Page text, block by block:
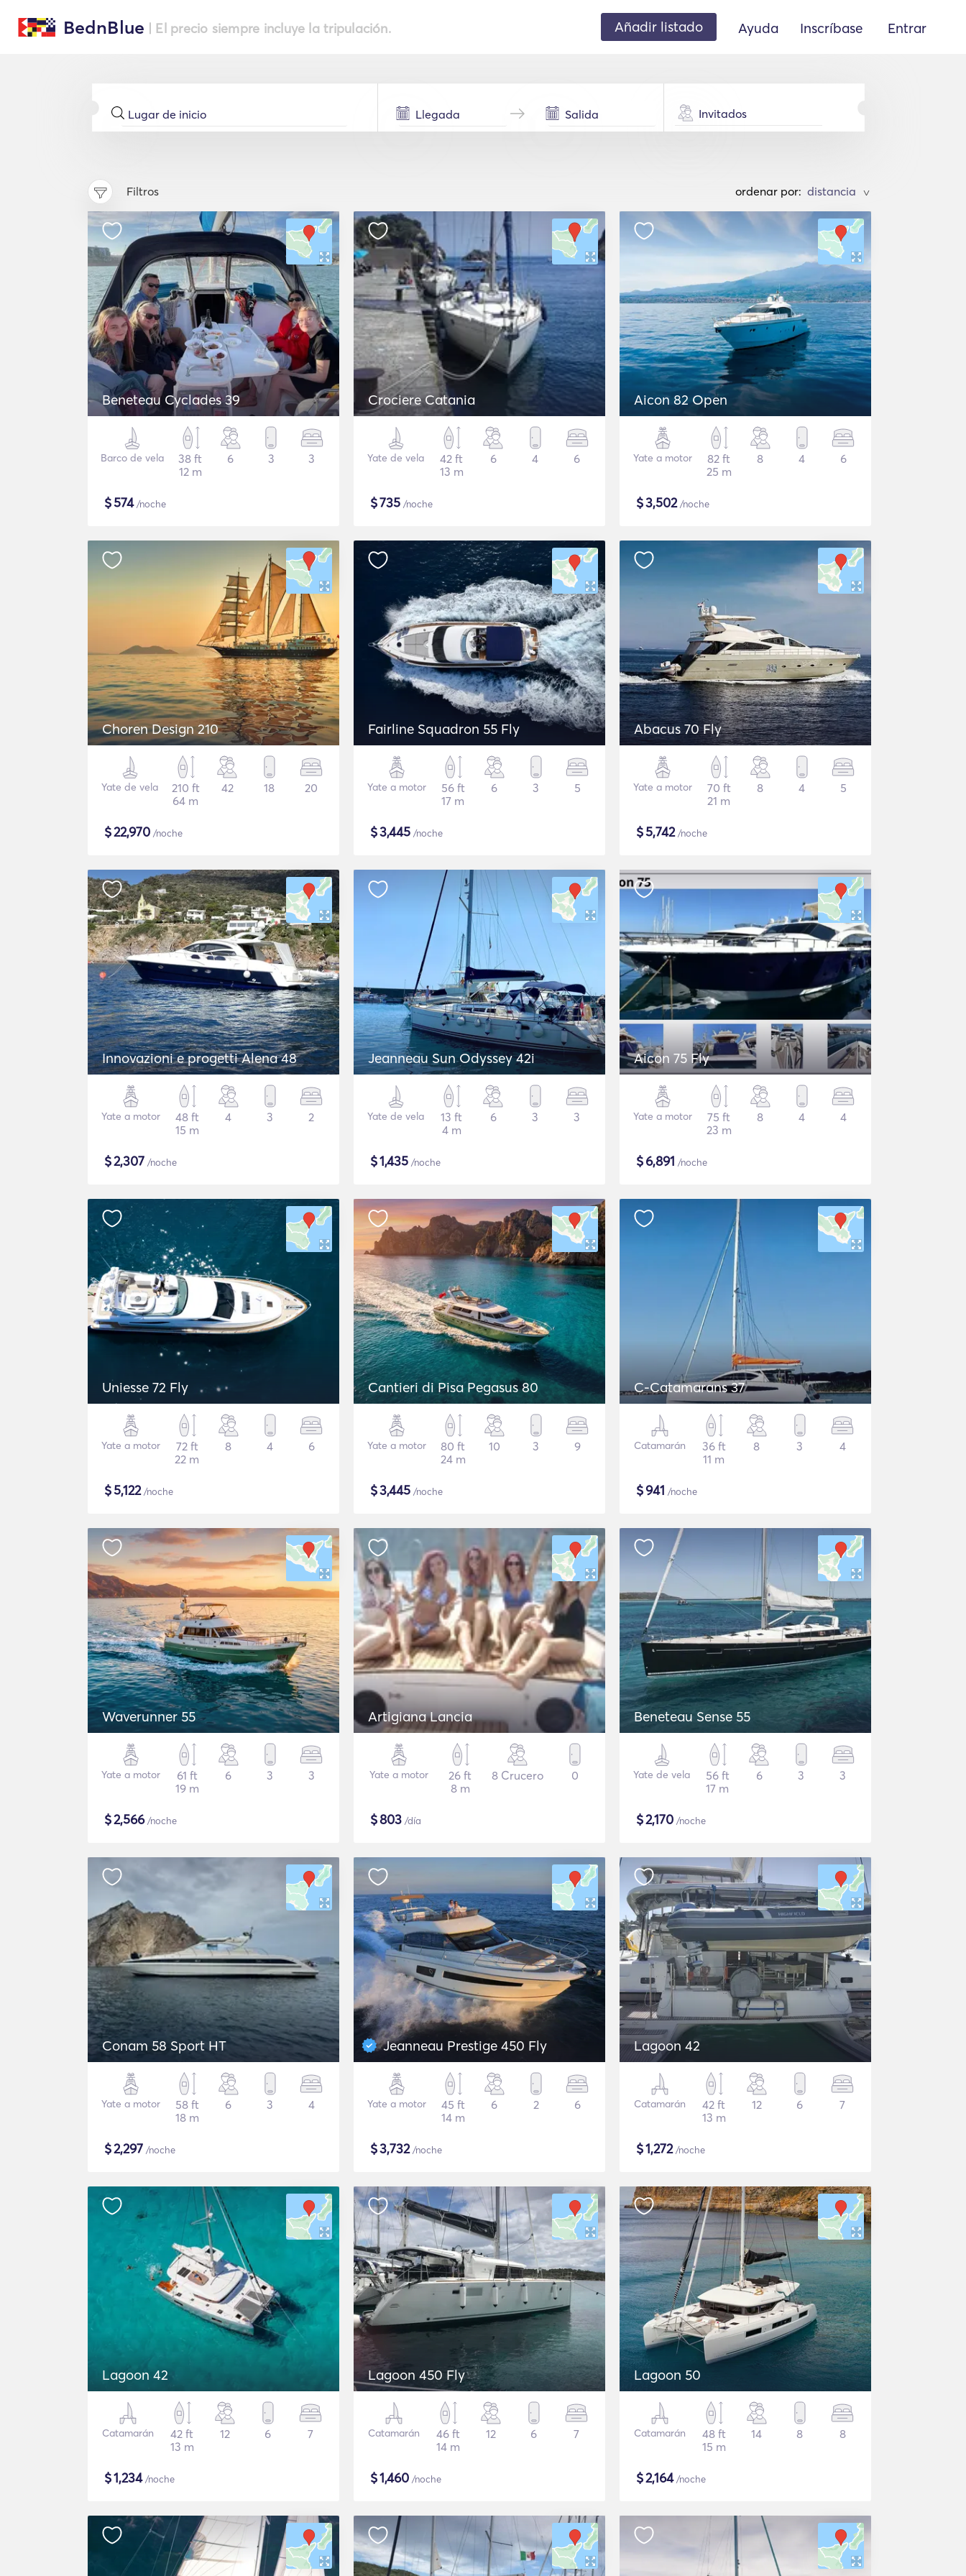
BednBlue | El precio siempre incluye la tripulación. Añadir listado Ayuda Inscríbase Entrar
Invitados
Filtros ordenar por: >
Beneteau Cyclades 39
Barco de vela
38 ft
12 m
6 3 3
$574/noche
Crociere Catania
Yate de vela
42 ft
13 m
6 4 6
$735 /noche
Aicon 82 Open
Yate a motor
82 ft
25 m
8 4 6
$3,502/noche
Choren Design 210
Yate de vela
210 ft
64 m
42 18 20
$22,970 /noche
Fairline Squadron 55 Fly
Yate a motor
56 ft
17 m
6 3 5
$3,445 /noche
Abacus 70 Fly
Yate a motor
70 ft
21 m
8 4 5
$5,742/noche
Innovazioni e progetti Alena 48
Yate a motor
48 ft
15 m
4 3 2
$2,307 /noche
Jeanneau Sun Odyssey 42i
Yate de vela
13 ft
4 m
6 3 3
$1,435 /noche
Aicon 75 Fly
Yate a motor
75 ft
23 m
8 4 4
$6,891 /noche
Uniesse 72 Fly
Yate a motor
72 ft
22 m
8 4 6
$5,122/noche
Cantieri di Pisa Pegasus 80
Yate a motor
80 ft
24 m
10 3 9
$3,445 /noche
C-Catamarans 37
Catamarán
36 ft
11 m
8 3 4
$941 /noche
Waverunner 55
Yate a motor
61 ft
19 m
6 3 3
$2,566/noche
Artigiana Lancia
Yate a motor
26 ft
8 m
8 Crucero 0
$803 /día
Beneteau Sense 55
Yate de vela
56 ft
17 m
6 3 3
$2,170 /noche
Conam 58 Sport HT
Yate a motor
58 ft
18 m
6 3 4
$2,297 /noche
Jeanneau Prestige 450 Fly
Yate a motor
45 ft
14 m
6 2 6
$3,732/noche
Lagoon 42
Catamarán
42 ft
13 m
12 6 7
$1,272/noche
Lagoon 42
Catamarán
42 ft
13 m
12 6 7
$1,234/noche
Lagoon 450 Fly
Catamarán
46 ft
14 m
12 6 7
$1,460 /noche
Lagoon 50
Catamarán
48 ft
15 m
14 8 8
$2,164/noche